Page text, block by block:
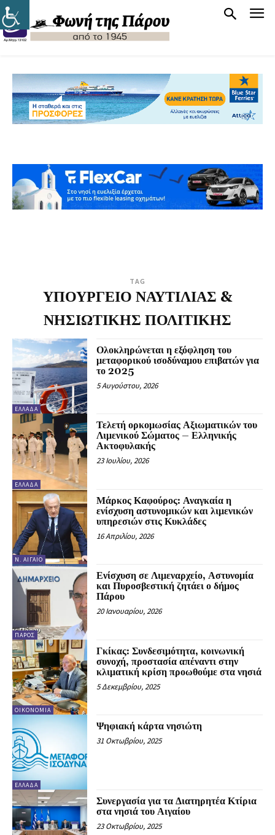
TAG
ΥΠΟΥΡΓΕΙΟ ΝΑΥΤΙΛΙΑΣ &
ΝΗΣΙΩΤΙΚΗΣ ΠΟΛΙΤΙΚΗΣ
ΕΛΛΆΔΑ
Ολοκληρώνεται η εξόφληση του
μεταφορικού ισοδύναμου επιβατών για
το 2025
5 Αυγούστου, 2026
ΕΛΛΆΔΑ
Τελετή ορκομωσίας Αξιωματικών του
Λιμενικού Σώματος – Ελληνικής
Ακτοφυλακής
23 Ιουλίου, 2026
Ν. ΑΙΓΑΊΟ
Μάρκος Καφούρος: Αναγκαία η
ενίσχυση αστυνομικών και λιμενικών
υπηρεσιών στις Κυκλάδες
16 Απριλίου, 2026
ΠΆΡΟΣ
Ενίσχυση σε Λιμεναρχείο, Αστυνομία
και Πυροσβεστική ζητάει ο δήμος
Πάρου
20 Ιανουαρίου, 2026
ΟΙΚΟΝΟΜΊΑ
Γκίκας: Συνδεσιμότητα, κοινωνική
συνοχή, προστασία απέναντι στην
κλιματική κρίση προωθούμε στα νησιά
5 Δεκεμβρίου, 2025
ΕΛΛΆΔΑ
Ψηφιακή κάρτα νησιώτη
31 Οκτωβρίου, 2025
Συνεργασία για τα Διατηρητέα Κτίρια
στα νησιά του Αιγαίου
23 Οκτωβρίου, 2025